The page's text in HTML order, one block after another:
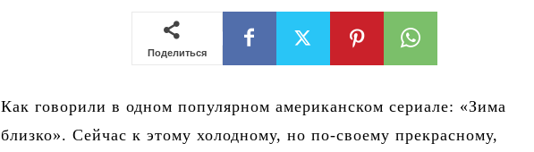
Поделиться
Как говорили в одном популярном американском сериале: «Зима
близко». Сейчас к этому холодному, но по-своему прекрасному,